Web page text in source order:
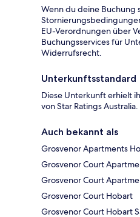
Wenn du deine Buchung
EU-Verordnungen über
Buchungsservices für
Widerrufsrecht.
Unterkunftsstandard
Diese Unterkunft erhielt
von Star Ratings Australia.
Auch bekannt als
Grosvenor Apartments
Grosvenor Court
Grosvenor Court
Grosvenor Court Hobart
Grosvenor Court Hobart